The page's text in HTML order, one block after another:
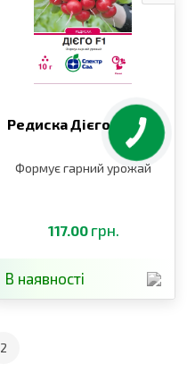
Редиска Дієго F1, 10 г
Формує гарний урожай
117.00 грн.
В наявності
2